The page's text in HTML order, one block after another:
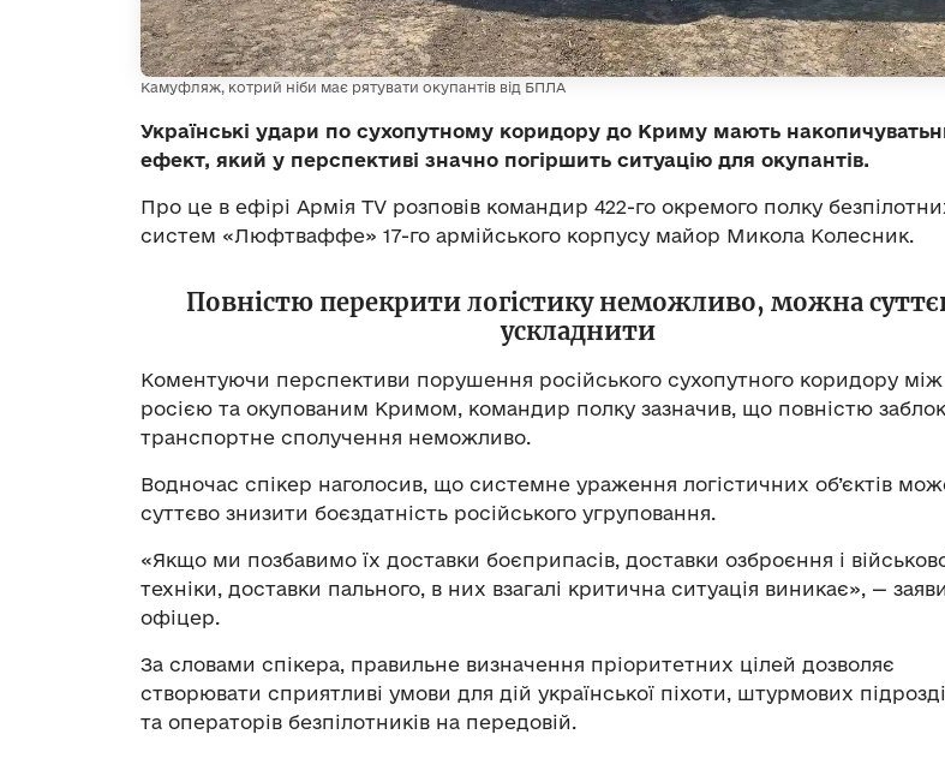
Камуфляж, котрий ніби має рятувати окупантів від БПЛА
Українські удари по сухопутному коридору до Криму мають
ефект, який у перспективі значно погіршить ситуацію для окупантів.
Про це в ефірі Армія TV розповів командир 422-го окремого полку
систем «Люфтваффе» 17-го армійського корпусу майор Микола Колесник.
Повністю перекрити логістику неможливо, можна
ускладнити
Коментуючи перспективи порушення російського сухопутного коридору між
росією та окупованим Кримом, командир полку зазначив, що повністю
транспортне сполучення неможливо.
Водночас спікер наголосив, що системне ураження логістичних об’єктів
суттєво знизити боєздатність російського угруповання.
«Якщо ми позбавимо їх доставки боєприпасів, доставки озброєння і
техніки, доставки пального, в них взагалі критична ситуація виникає», —
офіцер.
За словами спікера, правильне визначення пріоритетних цілей дозволяє
створювати сприятливі умови для дій української піхоти, штурмових
та операторів безпілотників на передовій.